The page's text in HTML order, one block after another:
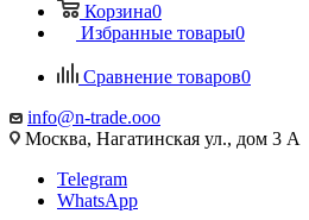
Корзина0
Избранные товары0
Сравнение товаров0
info@n-trade.ooo
Москва, Нагатинская ул., дом 3 А
Telegram
WhatsApp